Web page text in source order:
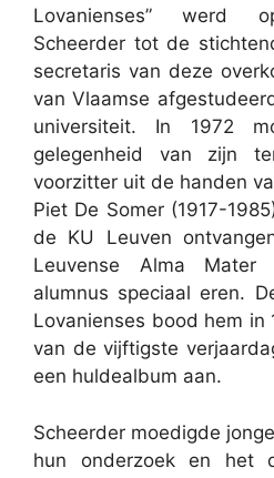
Lovanienses” werd
Scheerder tot de
secretaris van deze
van Vlaamse
universiteit. In 1972
gelegenheid van zijn
voorzitter uit de handen
Piet De Somer (1917-
de KU Leuven
Leuvense Alma Mater
alumnus speciaal eren.
Lovanienses bood hem in
van de vijftigste
een huldealbum aan.
Scheerder moedigde
hun onderzoek en het